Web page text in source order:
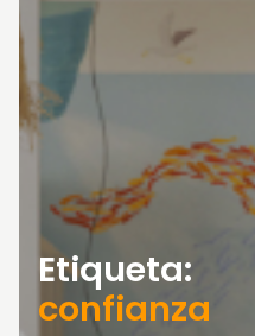
Etiqueta:
confianza